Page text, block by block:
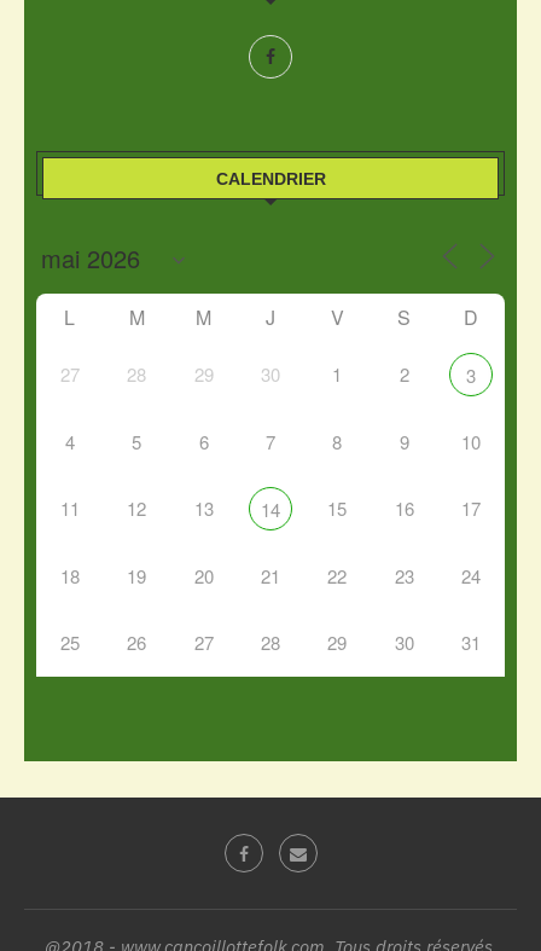
CALENDRIER
L M M J V S D
27 28 29 30 1 2 3
4 5 6 7 8 9 10
11 12 13 14 15 16 17
18 19 20 21 22 23 24
25 26 27 28 29 30 31
@2018 - www.cancoillottefolk.com. Tous droits réservés.